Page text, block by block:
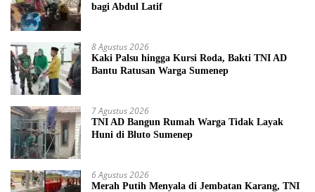
bagi Abdul Latif
8 Agustus 2026
Kaki Palsu hingga Kursi Roda, Bakti TNI AD
Bantu Ratusan Warga Sumenep
7 Agustus 2026
TNI AD Bangun Rumah Warga Tidak Layak
Huni di Bluto Sumenep
6 Agustus 2026
Merah Putih Menyala di Jembatan Karang, TNI